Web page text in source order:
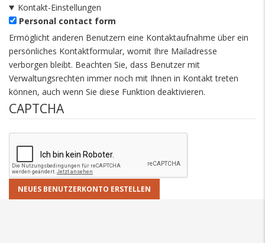
Kontakt-Einstellungen
Personal contact form
Ermöglicht anderen Benutzern eine Kontaktaufnahme über ein
persönliches Kontaktformular, womit Ihre Mailadresse
verborgen bleibt. Beachten Sie, dass Benutzer mit
Verwaltungsrechten immer noch mit Ihnen in Kontakt treten
können, auch wenn Sie diese Funktion deaktivieren.
CAPTCHA